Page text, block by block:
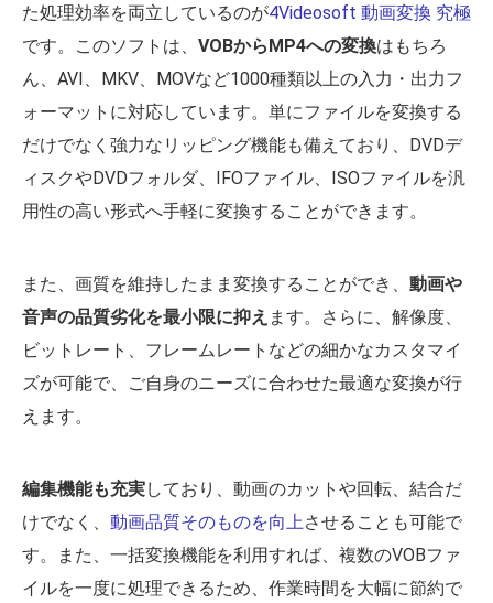
た処理効率を両立しているのが4Videosoft 動画変換 究極
です。このソフトは、 VOBからMP4への変換はもちろ
ん、AVI、MKV、MOVなど1000種類以上の入力・出力フ
ォーマットに対応しています。単にファイルを変換する
だけでなく強力なリッピング機能も備えており、DVDデ
ィスクやDVDフォルダ、IFOファイル、ISOファイルを汎
用性の高い形式へ手軽に変換することができます。
また、画質を維持したまま変換することができ、 動画や
音声の品質劣化を最小限に抑え ます。さらに、解像度、
ビットレート、フレームレートなどの細かなカスタマイ
ズが可能で、ご自身のニーズに合わせた最適な変換が行
えます。
編集機能も充実しており、動画のカットや回転、結合だ
けでなく、 動画品質そのものを向上させることも可能で
す。また、一括変換機能を利用すれば、複数のVOBファ
イルを一度に処理できるため、作業時間を大幅に節約で